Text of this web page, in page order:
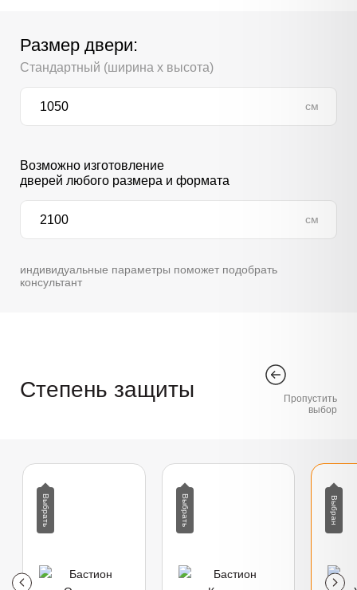
Размер двери:
Стандартный (ширина х высота)
см
Возможно изготовление
дверей любого размера и формата
см
индивидуальные параметры поможет подобрать
консультант
Степень защиты
Пропустить
выбор